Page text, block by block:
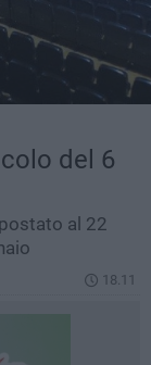
del 6
al 22
18.11